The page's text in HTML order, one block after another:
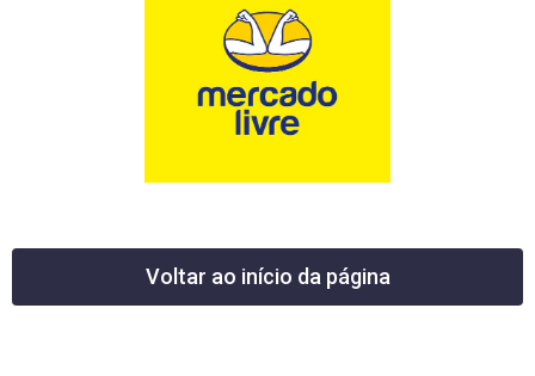
Voltar ao início da página